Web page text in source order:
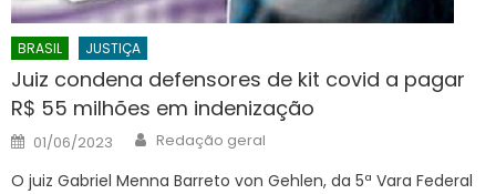
BRASIL JUSTIÇA
Juiz condena defensores de kit covid a pagar
R$ 55 milhões em indenização
Posted
on
01/06/2023 Author
Redação geral
O juiz Gabriel Menna Barreto von Gehlen, da 5ª Vara Federal